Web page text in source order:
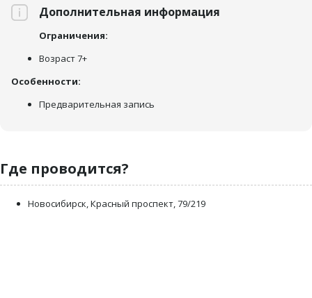
Дополнительная информация
Ограничения:
Возраст 7+
Особенности:
Предварительная запись
Где проводится?
Новосибирск, Красный проспект, 79/219